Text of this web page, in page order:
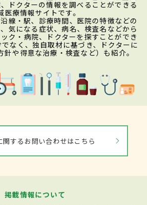
ドクターの情報を調べることができる
医療情報サイトです。
線・駅、診療時間、医院の特徴などの
気になる症状、病名、検査名などから
ク・病院、ドクターを探すことができ
なく、独自取材に基づき、ドクターに
や得意な治療・検査など）も紹介。
関するお問い合わせはこちら
掲載情報について